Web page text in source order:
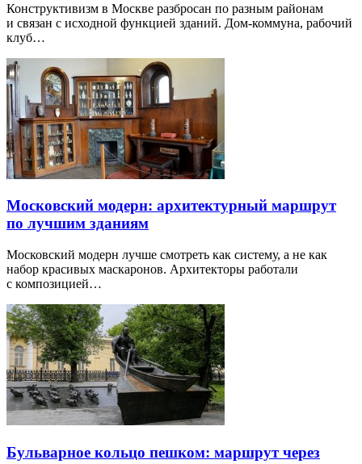
Конструктивизм в Москве разбросан по разным районам
и связан с исходной функцией зданий. Дом-коммуна, рабочий
клуб…
Московский модерн: архитектурный маршрут
по лучшим зданиям
Московский модерн лучше смотреть как систему, а не как
набор красивых маскаронов. Архитекторы работали
с композицией…
Бульварное кольцо пешком: маршрут через